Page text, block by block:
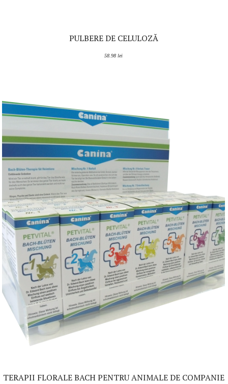
PULBERE DE CELULOZĂ
58.98 lei
TERAPII FLORALE BACH PENTRU ANIMALE DE COMPANIE